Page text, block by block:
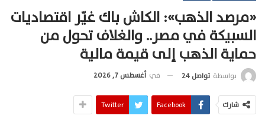
«مرصد الذهب»: الكاش باك غيّر اقتصاديات
السبيكة في مصر.. والغلاف تحول من
حماية الذهب إلى قيمة مالية
بواسطة تواصل 24 في أغسطس 7, 2026
شارك Facebook
Twitter